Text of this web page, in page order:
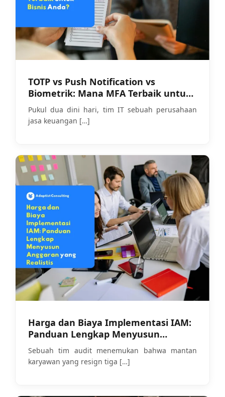
TOTP vs Push Notification vs
Biometrik: Mana MFA Terbaik untuk
Bisnis Anda?
Pukul dua dini hari, tim IT sebuah perusahaan
jasa keuangan […]
Harga dan Biaya Implementasi IAM:
Panduan Lengkap Menyusun
Anggaran yang Realistis
Sebuah tim audit menemukan bahwa mantan
karyawan yang resign tiga […]